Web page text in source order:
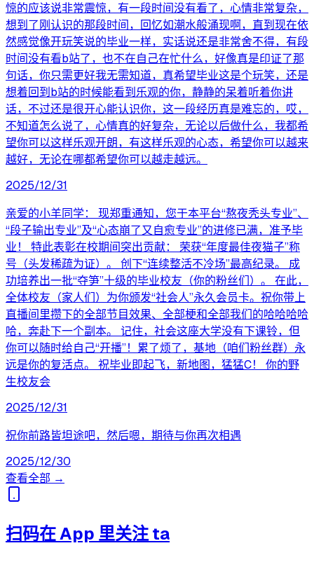
惊的应该说非常震惊，有一段时间没有看了，心情非常复杂，
想到了刚认识的那段时间，回忆如潮水般涌现啊，直到现在依
然感觉像开玩笑说的毕业一样，实话说还是非常舍不得，有段
时间没有看b站了，也不在自己在忙什么，好像真是印证了那
句话，你只需更好我无需知道，真希望毕业这是个玩笑，还是
想着回到b站的时候能看到乐观的你，静静的呆着听着你讲
话，不过还是很开心能认识你，这一段经历真是难忘的，哎，
不知道怎么说了，心情真的好复杂，无论以后做什么，我都希
望你可以这样乐观开朗，有这样乐观的心态，希望你可以越来
越好，无论在哪都希望你可以越走越远。
2025/12/31
亲爱的小羊同学： 现郑重通知，您于本平台“熬夜秃头专业”、
“段子输出专业”及“心态崩了又自愈专业”的进修已满，准予毕
业！ 特此表彰在校期间突出贡献： 荣获“年度最佳夜猫子”称
号（头发稀疏为证）。 创下“连续整活不冷场”最高纪录。 成
功培养出一批“夺笋”十级的毕业校友（你的粉丝们）。 在此，
全体校友（家人们）为你颁发“社会人”永久会员卡。祝你带上
直播间里攒下的全部节目效果、全部梗和全部我们的哈哈哈哈
哈，奔赴下一个副本。 记住，社会这座大学没有下课铃，但
你可以随时给自己“开播”！累了烦了，基地（咱们粉丝群）永
远是你的复活点。 祝毕业即起飞，新地图，猛猛C！ 你的野
生校友会
2025/12/31
祝你前路皆坦途吧，然后嗯，期待与你再次相遇
2025/12/30
查看全部 →
扫码在 App 里关注 ta